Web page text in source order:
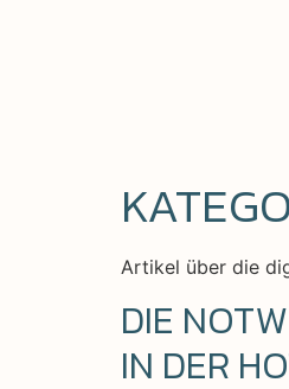
Artikel über die
DIE
IN DER